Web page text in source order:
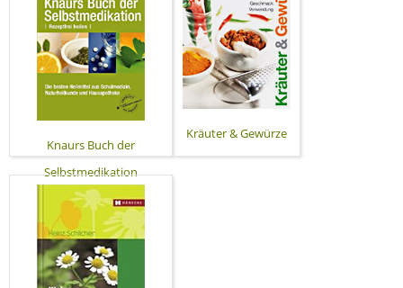
Knaurs Buch der
Selbstmedikation
Kräuter & Gewürze